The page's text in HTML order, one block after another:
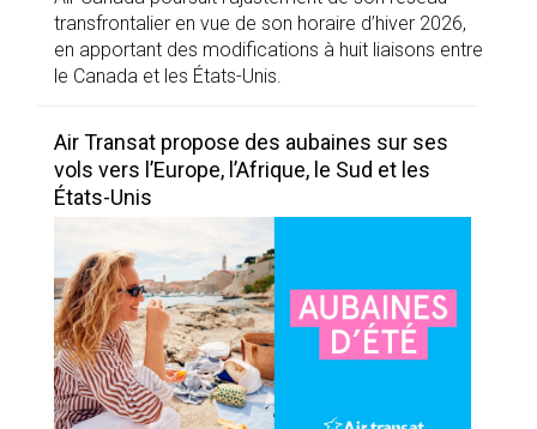
transfrontalier en vue de son horaire d’hiver 2026,
en apportant des modifications à huit liaisons entre
le Canada et les États-Unis.
Air Transat propose des aubaines sur ses
vols vers l’Europe, l’Afrique, le Sud et les
États-Unis